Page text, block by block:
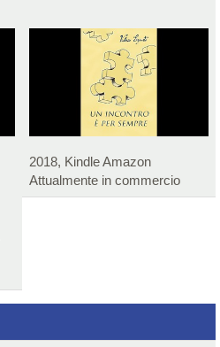
2018, Kindle Amazon
Attualmente in commercio